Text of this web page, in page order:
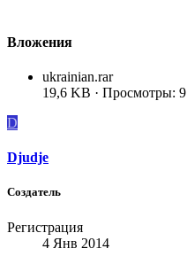
Вложения
ukrainian.rar
19,6 KB · Просмотры: 9
D
Djudje
Создатель
Регистрация
4 Янв 2014